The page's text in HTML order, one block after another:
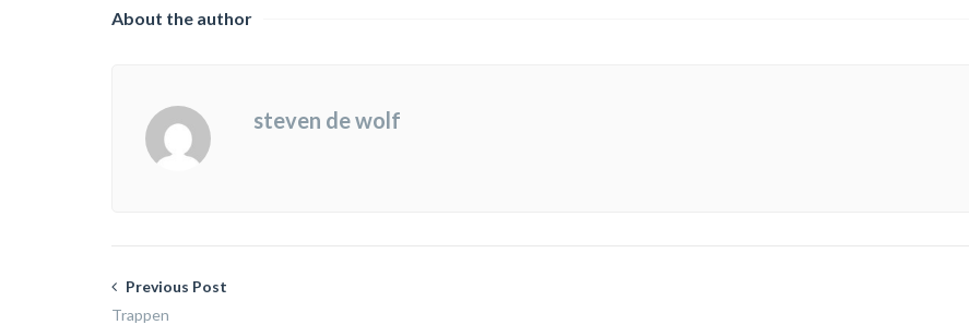
About the author
steven de wolf
Previous Post
Trappen